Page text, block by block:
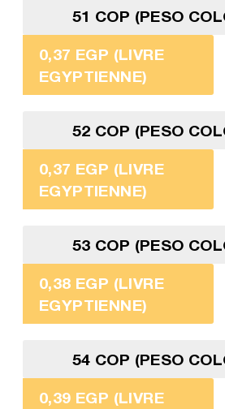
51 COP (PESO
0,37 EGP (LIVRE
EGYPTIENNE)
52 COP (PESO
0,37 EGP (LIVRE
EGYPTIENNE)
53 COP (PESO
0,38 EGP (LIVRE
EGYPTIENNE)
54 COP (PESO
0,39 EGP (LIVRE